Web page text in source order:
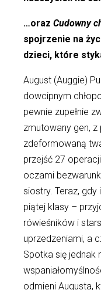
…oraz Cudowny
spojrzenie na
dzieci, które
August (Auggie)
dowcipnym
pewnie zupełnie
zmutowany gen,
zdeformowaną
przejść 27
oczami
siostry. Teraz, gdy
piątej klasy –
rówieśników i
uprzedzeniami, a
Spotka się jednak
odmieni Augusta,